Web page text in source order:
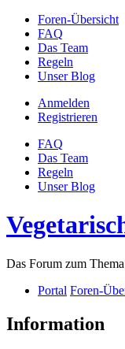
Foren-Übersicht
FAQ
Das Team
Regeln
Unser Blog
Anmelden
Registrieren
FAQ
Das Team
Regeln
Unser Blog
Das Forum zum
Portal Foren-
Information